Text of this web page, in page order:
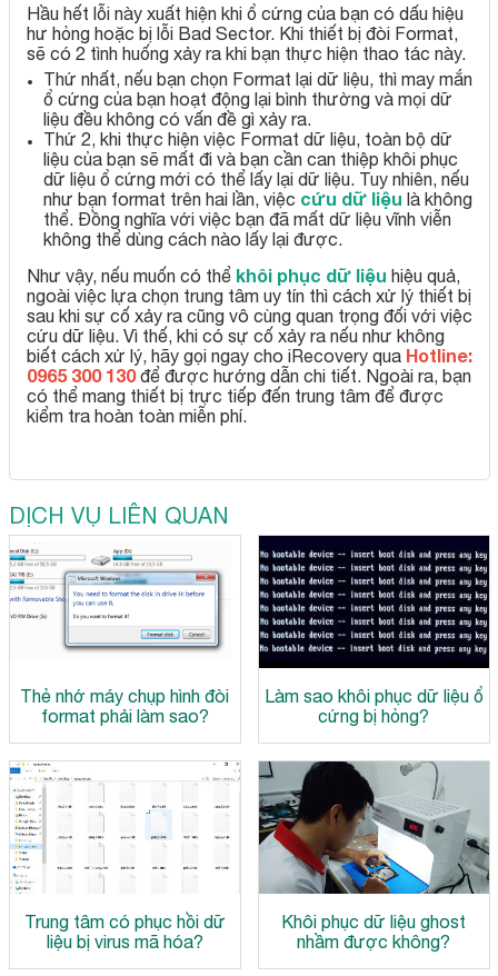
Hầu hết lỗi này xuất hiện khi ổ cứng của bạn có dấu hiệu
hư hỏng hoặc bị lỗi Bad Sector. Khi thiết bị đòi Format,
sẽ có 2 tình huống xảy ra khi bạn thực hiện thao tác này.
Thứ nhất, nếu bạn chọn Format lại dữ liệu, thì may mắn
ổ cứng của bạn hoạt động lại bình thường và mọi dữ
liệu đều không có vấn đề gì xảy ra.
Thứ 2, khi thực hiện việc Format dữ liệu, toàn bộ dữ
liệu của bạn sẽ mất đi và bạn cần can thiệp khôi phục
dữ liệu ổ cứng mới có thể lấy lại dữ liệu. Tuy nhiên, nếu
như bạn format trên hai lần, việc cứu dữ liệu là không
thể. Đồng nghĩa với việc bạn đã mất dữ liệu vĩnh viễn
không thể dùng cách nào lấy lại được.
Như vậy, nếu muốn có thể khôi phục dữ liệu hiệu quả,
ngoài việc lựa chọn trung tâm uy tín thì cách xử lý thiết bị
sau khi sự cố xảy ra cũng vô cùng quan trọng đối với việc
cứu dữ liệu. Vì thế, khi có sự cố xảy ra nếu như không
biết cách xử lý, hãy gọi ngay cho iRecovery qua Hotline:
0965 300 130để được hướng dẫn chi tiết. Ngoài ra, bạn
có thể mang thiết bị trực tiếp đến trung tâm để được
kiểm tra hoàn toàn miễn phí.
DỊCH VỤ LIÊN QUAN
Thẻ nhớ máy chụp hình đòi
format phải làm sao?
Làm sao khôi phục dữ liệu ổ
cứng bị hỏng?
Trung tâm có phục hồi dữ
liệu bị virus mã hóa?
Khôi phục dữ liệu ghost
nhầm được không?